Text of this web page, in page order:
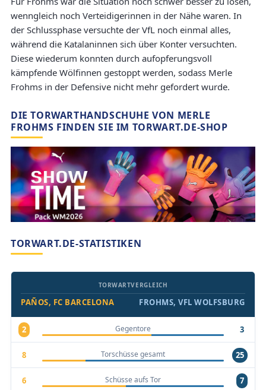
wenngleich noch Verteidigerinnen in der Nähe waren. In
der Schlussphase versuchte der VfL noch einmal alles,
während die Katalaninnen sich über Konter versuchten.
Diese wiederum konnten durch aufopferungsvoll
kämpfende Wölfinnen gestoppt werden, sodass Merle
Frohms in der Defensive nicht mehr gefordert wurde.
DIE TORWARTHANDSCHUHE VON MERLE
FROHMS FINDEN SIE IM TORWART.DE-SHOP
TORWART.DE-STATISTIKEN
PAÑOS, FC BARCELONA
TORWARTVERGLEICH
FROHMS, VFL WOLFSBURG
2 Gegentore 3
8 Torschüsse gesamt 25
6 Schüsse aufs Tor 7